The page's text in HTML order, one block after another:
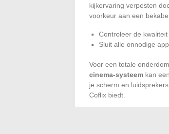
kijkervaring verpesten
voorkeur aan een
Controleer de
Sluit alle onnodige
Voor een totale
cinema-systeem kan
je scherm en
Coflix biedt.